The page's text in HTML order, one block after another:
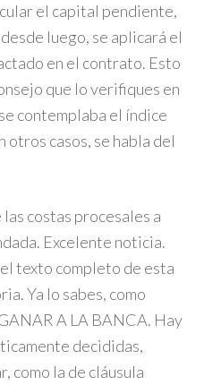
el capital pendiente,
luego, se aplicará el
en el contrato. Esto
que lo verifiques en
contemplaba el índice
otros casos, se habla del
costas procesales a
Excelente noticia.
texto completo de esta
Ya lo sabes, como
A LA BANCA. Hay
decididas,
como la de cláusula